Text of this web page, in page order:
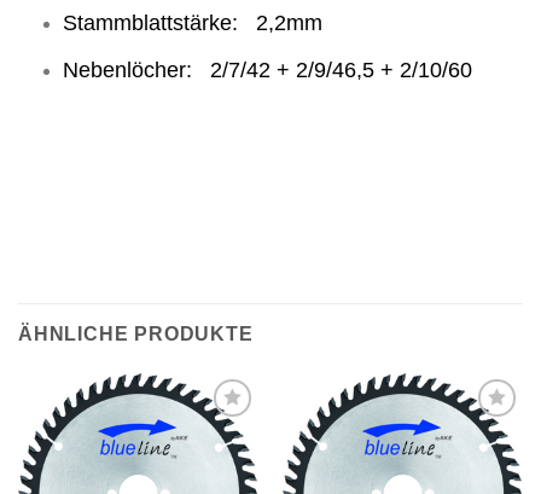
Stammblattstärke: 2,2mm
Nebenlöcher: 2/7/42 + 2/9/46,5 + 2/10/60
ÄHNLICHE PRODUKTE